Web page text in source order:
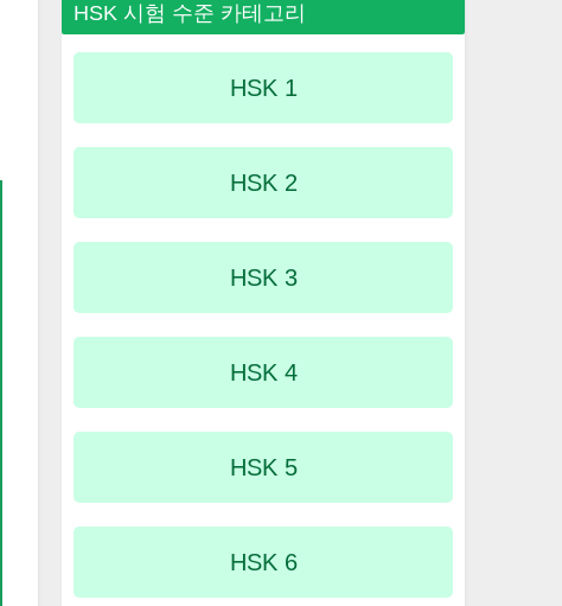
HSK 시험 수준 카테고리
HSK 1
HSK 2
HSK 3
HSK 4
HSK 5
HSK 6